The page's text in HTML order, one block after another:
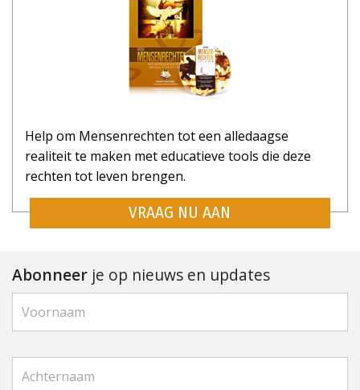
Help om Mensenrechten tot een alledaagse
realiteit te maken met educatieve tools die deze
rechten tot leven brengen.
VRAAG NU AAN
Abonneer je op nieuws en updates